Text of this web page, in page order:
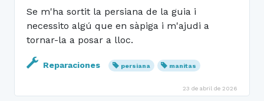
Se m'ha sortit la persiana de la guia i
necessito algú que en sàpiga i m'ajudi a
tornar-la a posar a lloc.
Reparaciones persiana manitas
23 de abril de 2026